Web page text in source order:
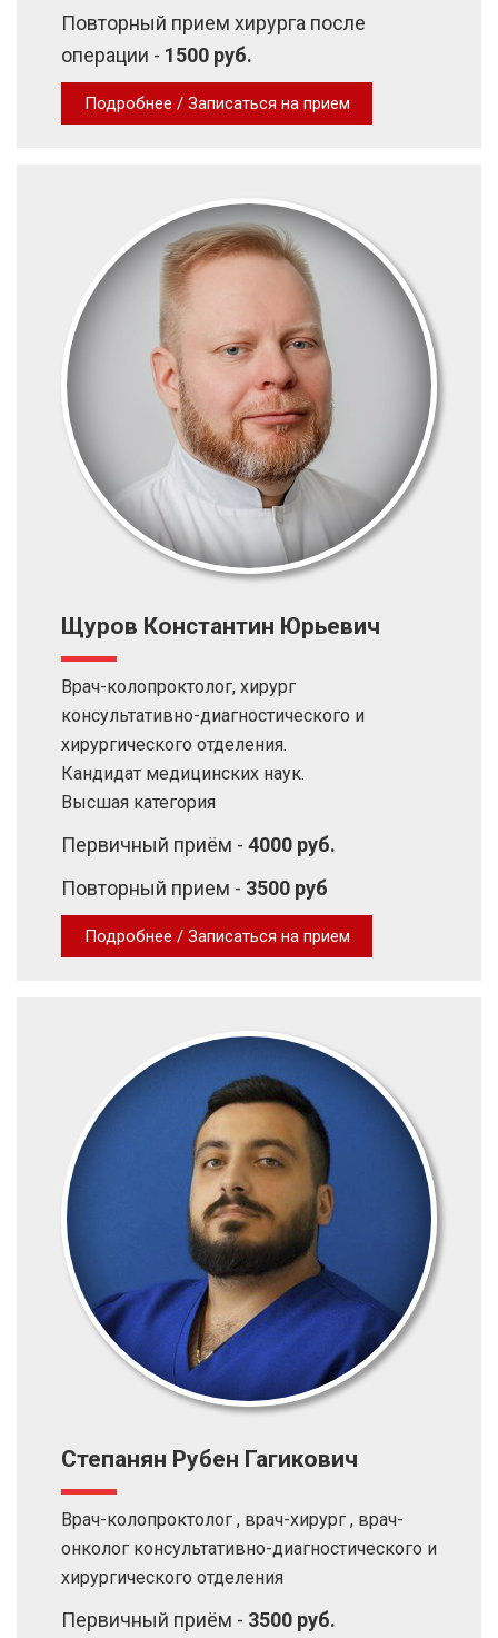
Повторный прием хирурга после
операции - 1500 руб.
Подробнее / Записаться на прием
Щуров Константин Юрьевич
Врач-колопроктолог, хирург
консультативно-диагностического и
хирургического отделения.
Кандидат медицинских наук.
Высшая категория
Первичный приём - 4000 руб.
Повторный прием - 3500 руб
Подробнее / Записаться на прием
Степанян Рубен Гагикович
Врач-колопроктолог , врач-хирург , врач-
онколог консультативно-диагностического и
хирургического отделения
Первичный приём - 3500 руб.